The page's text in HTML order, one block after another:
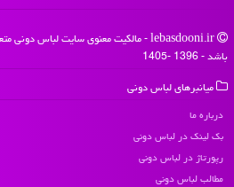
باشد - 1396 -1405
میانبرهای لباس دونی
درباره ما
بک لینک در لباس دونی
رپورتاژ در لباس دونی
مطالب لباس دونی